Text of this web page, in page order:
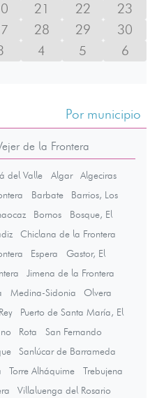
21 22
23
28 29
30
4 5 6
Por municipio
de la Frontera
del Valle Algar
Algeciras
Barbate
Barrios, Los
Bornos
Bosque, El
Chiclana de la Frontera
Espera
Gastor, El
Jimena de la Frontera
Medina-Sidonia
Olvera
Puerto de Santa María, El
Rota
San Fernando
Sanlúcar de Barrameda
Torre Alháquime
Trebujena
Villaluenga del Rosario